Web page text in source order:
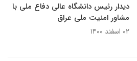
دیدار رئیس دانشگاه عالی دفاع ملی با
مشاور امنیت ملی عراق
۰۲ اسفند ۱۴۰۰